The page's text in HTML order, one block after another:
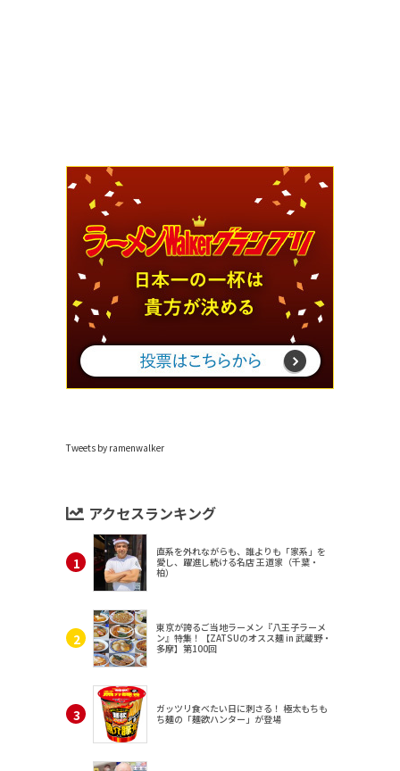
Tweets by ramenwalker
アクセスランキング
直系を外れながらも、誰よりも「家系」を
愛し、躍進し続ける名店 王道家（千葉・
柏）
東京が誇るご当地ラーメン『八王子ラーメ
ン』特集！【ZATSUのオスス麺 in 武蔵野・
多摩】第100回
ガッツリ食べたい日に刺さる！ 極太もちも
ち麺の「麺欲ハンター」が登場